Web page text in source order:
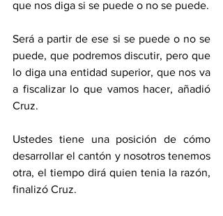
Será a partir de ese si se puede o no se
puede, que podremos discutir, pero que
lo diga una entidad superior, que nos va
a fiscalizar lo que vamos hacer, añadió
Cruz.
Ustedes tiene una posición de cómo
desarrollar el cantón y nosotros tenemos
otra, el tiempo dirá quien tenia la razón,
finalizó Cruz.